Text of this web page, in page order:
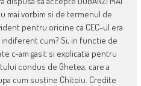
nu mai vorbim si de termenul de
pentru oricine ca CEC-ul era
cum? Si, in functie de
c-am gasit si explicatia pentru
condus de Ghetea, care a
cum sustine Chitoiu. Credite